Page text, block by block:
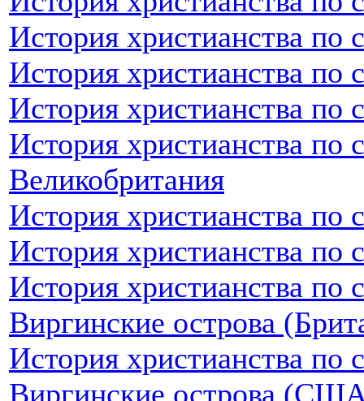
История христианства по
История христианства по
История христианства по
История христианства по
Великобритания
История христианства по
История христианства по
История христианства по
Виргинские острова
История христианства по
Виргинские острова